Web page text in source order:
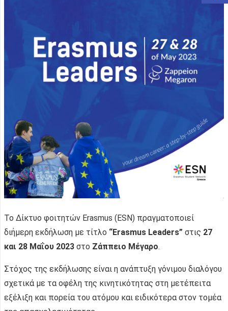
To Δίκτυο φοιτητών Erasmus (ESN) πραγματοποιεί
διήμερη εκδήλωση με τίτλο “Erasmus Leaders” στις 27
και 28 Μαΐου 2023 στο Ζάππειο Μέγαρο.
Στόχος της εκδήλωσης είναι η ανάπτυξη γόνιμου διαλόγου
σχετικά με τα οφέλη της κινητικότητας στη μετέπειτα
εξέλιξη και πορεία του ατόμου και ειδικότερα στον τομέα